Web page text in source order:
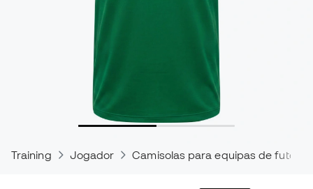
Training Jogador Camisolas para equipas de futebol